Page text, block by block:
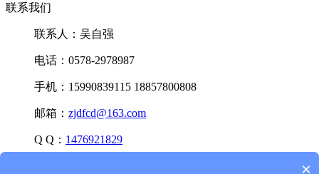
联系我们
联系人：吴自强
电话：0578-2978987
手机：15990839115 18857800808
邮箱： zjdfcd@163.com
Q Q： 1476921829
×